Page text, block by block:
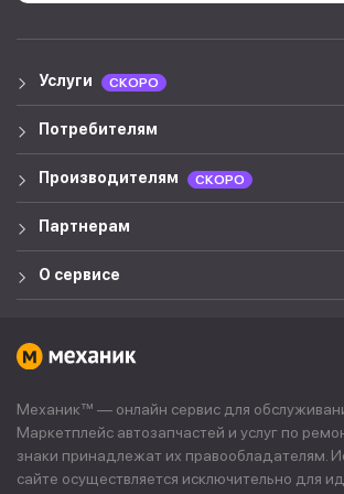
Услуги СКОРО
Потребителям
Производителям СКОРО
Партнерам
О сервисе
Механик™ — онлайн сервис для
Маркетплейс автозапчастей и услуг по
знаки принадлежат их правообладателям.
сайте осуществляется исключительно для